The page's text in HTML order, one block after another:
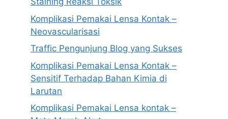
Komplikasi Pemakai Lensa Kontak –
Neovascularisasi
Traffic Pengunjung Blog yang Sukses
Komplikasi Pemakai Lensa Kontak –
Sensitif Terhadap Bahan Kimia di
Larutan
Komplikasi Pemakai Lensa kontak –